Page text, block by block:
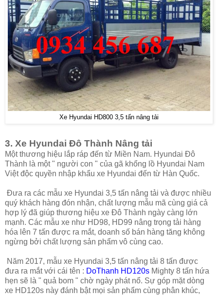
Xe Hyundai HD800 3,5 tấn nâng tải
3. Xe Hyundai Đô Thành Nâng tải
Một thương hiệu lắp ráp đến từ Miền Nam. Hyundai Đô
Thành là một " người con " của gã khổng lồ Hyundai Nam
Việt độc quyền nhập khẩu xe Hyundai đến từ Hàn Quốc.
Đưa ra các mẫu xe Hyundai 3,5 tấn nâng tải và được nhiều
quý khách hàng đón nhận, chất lượng mẫu mã cùng giá cả
hợp lý đã giúp thương hiệu xe Đô Thành ngày càng lớn
mạnh. Các mẫu xe như HD98, HD99 nâng trọng tải hàng
hóa lên 7 tấn được ra mắt, doanh số bán hàng tăng không
ngừng bởi chất lượng sản phẩm vô cùng cao.
Năm 2017, mẫu xe Hyundai 3,5 tấn nâng tải 8 tấn được
đưa ra mắt với cái tên : DoThanh HD120s Mighty 8 tấn hứa
hẹn sẽ là " quả bom " chờ ngày phát nổ. Sự góp mặt dòng
xe HD120s này đánh bật mọi sản phẩm cùng phân khúc,